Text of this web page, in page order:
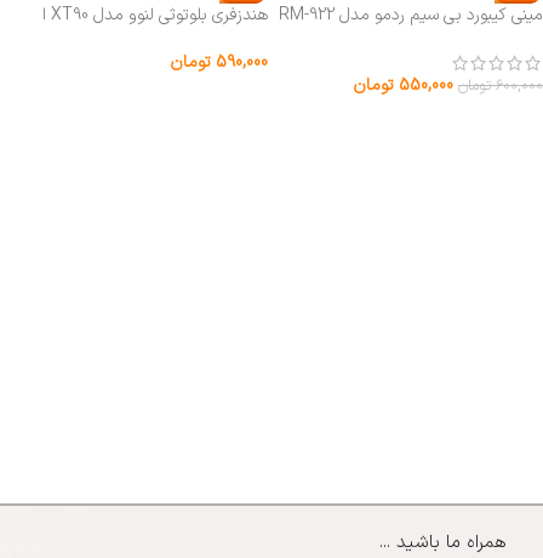
مینی کیبورد بی سیم ردمو مدل RM-922
600,000 تومان 550,000 تومان
هندزفری بلوتوثی لنوو مدل XT90 ا
590,000 تومان
همراه ما باشید ...